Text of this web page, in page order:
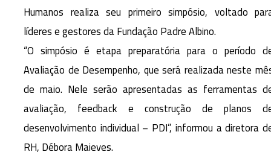
Humanos realiza seu primeiro simpósio, voltado
líderes e gestores da Fundação Padre Albino.
“O simpósio é etapa preparatória para o período
Avaliação de Desempenho, que será realizada neste
de maio. Nele serão apresentadas as ferramentas
avaliação, feedback e construção de planos
desenvolvimento individual – PDI”, informou a diretora
RH, Débora Maieves.